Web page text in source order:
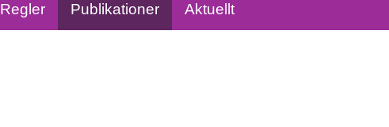
Regler Publikationer Aktuellt